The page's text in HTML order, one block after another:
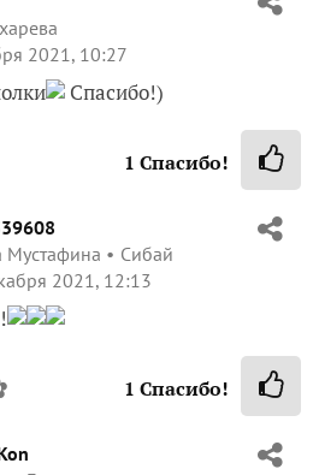
2021, 10:27
Спасибо!)
1 Спасибо!
Мустафина
Сибай
2021, 12:13
1 Спасибо!